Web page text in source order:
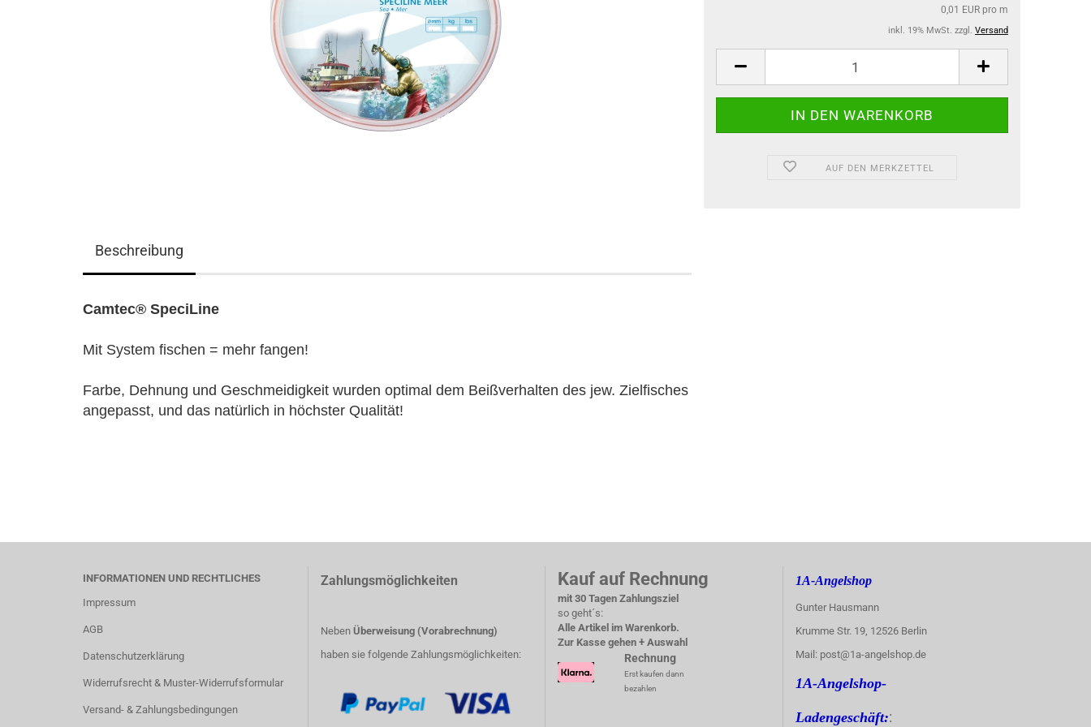
0,01 EUR pro m
inkl. 19% MwSt. zzgl. Versand
AUF DEN MERKZETTEL
Beschreibung
Camtec® SpeciLine
Mit System fischen = mehr fangen!
Farbe, Dehnung und Geschmeidigkeit wurden optimal dem Beißverhalten des jew. Zielfisches
angepasst, und das natürlich in höchster Qualität!
INFORMATIONEN UND RECHTLICHES
Impressum
AGB
Datenschutzerklärung
Widerrufsrecht & Muster-Widerrufsformular
Versand- & Zahlungsbedingungen
Zahlungsmöglichkeiten
NebenÜberweisung (Vorabrechnung)
haben sie folgende Zahlungsmöglichkeiten:
Kauf auf Rechnung
mit 30 Tagen Zahlungsziel
so geht´s:
Alle Artikel im Warenkorb.
Zur Kasse gehen + Auswahl
Rechnung
Erst kaufen dann
bezahlen
1A-Angelshop
Gunter Hausmann
Krumme Str. 19, 12526 Berlin
Mail: post@1a-angelshop.de
1A-Angelshop-
Ladengeschäft::